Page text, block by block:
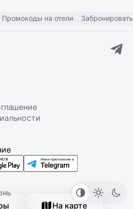
На карте
Промокоды на отели